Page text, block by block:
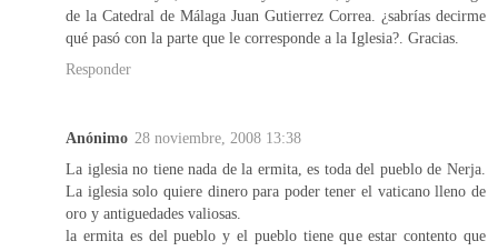
de la Catedral de Málaga Juan Gutierrez Correa. ¿sabrías decirme
qué pasó con la parte que le corresponde a la Iglesia?. Gracias.
Responder
Anónimo 28 noviembre, 2008 13:38
La iglesia no tiene nada de la ermita, es toda del pueblo de Nerja.
La iglesia solo quiere dinero para poder tener el vaticano lleno de
oro y antiguedades valiosas.
la ermita es del pueblo y el pueblo tiene que estar contento que